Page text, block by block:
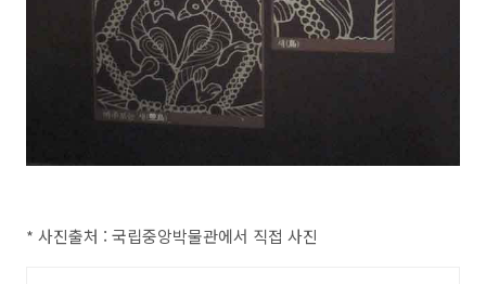
* 사진출처 : 국립중앙박물관에서 직접 사진